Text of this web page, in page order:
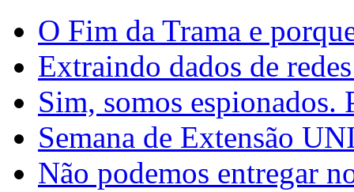
O Fim da Trama e
Extraindo dados de
Sim, somos espionados.
Semana de Extensão
Não podemos entregar